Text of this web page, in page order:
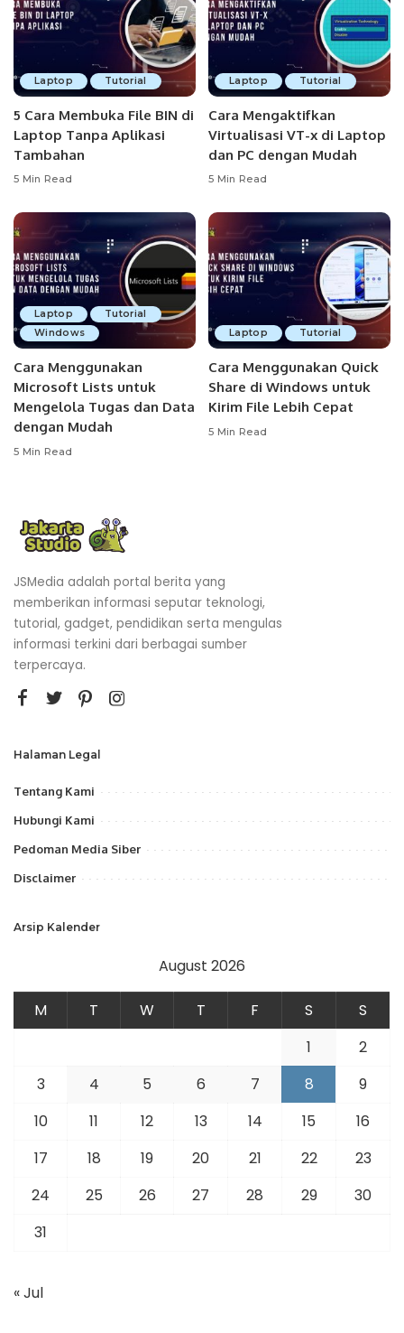
Laptop Tutorial
5 Cara Membuka File BIN di
Laptop Tanpa Aplikasi
Tambahan
5 Min Read
Laptop Tutorial
Cara Mengaktifkan
Virtualisasi VT-x di Laptop
dan PC dengan Mudah
5 Min Read
Laptop
Tutorial
Windows
Cara Menggunakan
Microsoft Lists untuk
Mengelola Tugas dan Data
dengan Mudah
5 Min Read
Laptop Tutorial
Cara Menggunakan Quick
Share di Windows untuk
Kirim File Lebih Cepat
5 Min Read
JSMedia adalah portal berita yang
memberikan informasi seputar teknologi,
tutorial, gadget, pendidikan serta mengulas
informasi terkini dari berbagai sumber
terpercaya.
Halaman Legal
Tentang Kami
Hubungi Kami
Pedoman Media Siber
Disclaimer
Arsip Kalender
August 2026
M T W T F S
S
1
2
3
4 5 6 7 8
9
10
11 12 13 14 15
16
17
18 19 20 21 22
23
24
25 26 27 28 29
30
31
« Jul